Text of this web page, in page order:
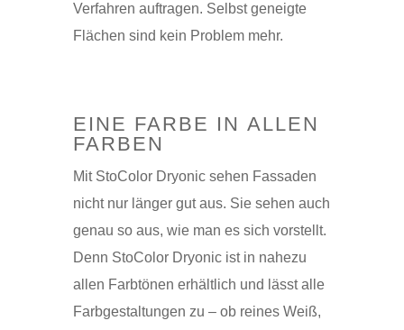
Verfahren auftragen. Selbst geneigte
Flächen sind kein Problem mehr.
EINE FARBE IN ALLEN
FARBEN
Mit StoColor Dryonic sehen Fassaden
nicht nur länger gut aus. Sie sehen auch
genau so aus, wie man es sich vorstellt.
Denn StoColor Dryonic ist in nahezu
allen Farbtönen erhältlich und lässt alle
Farbgestaltungen zu – ob reines Weiß,